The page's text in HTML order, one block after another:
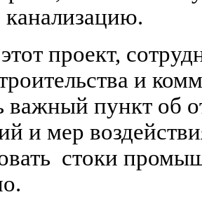
проект,
и
важный пункт об
и мер
стоки